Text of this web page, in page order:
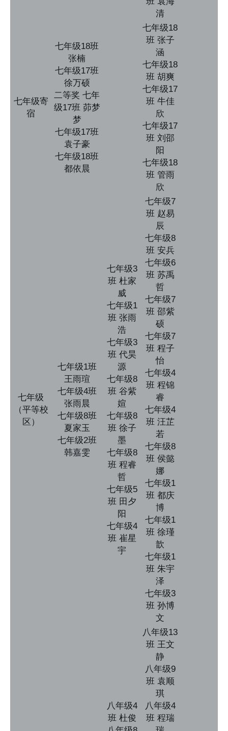
清
七年级寄
宿
七年级18班
张楠
七年级17班
徐万硕
二等奖 七年
级17班 茆梦
梦
七年级17班
袁子豪
七年级18班
都依晨
七年级18
班 张子
涵
七年级18
班 胡爽
七年级17
班 牛佳
欣
七年级17
班 刘邵
阳
七年级18
班 管雨
欣
七年级
（平等校
区）
七年级1班
王雨瑄
七年级4班
张雨晨
七年级8班
夏家玉
七年级2班
韩嘉雯
七年级3
班 杜家
威
七年级1
班 张雨
浩
七年级3
班 代昊
源
七年级8
班 谷紫
媗
七年级8
班 徐子
墨
七年级8
班 程睿
哲
七年级5
班 田夕
阳
七年级4
班 崔星
宇
七年级7
班 赵易
辰
七年级8
班 安兵
七年级6
班 苏禹
哲
七年级7
班 邵紫
硕
七年级7
班 程子
怡
七年级4
班 程锦
睿
七年级4
班 汪芷
若
七年级8
班 侯懿
娜
七年级1
班 都庆
博
七年级1
班 徐瑾
歆
七年级1
班 朱宇
泽
七年级3
班 孙博
文
八年级4
班 杜俊
八年级13
班 王文
静
八年级9
班 袁顺
琪
八年级4
班 程瑞